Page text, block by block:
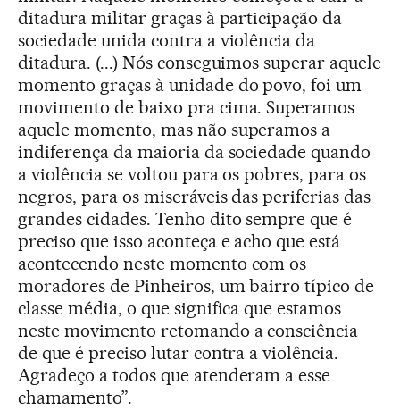
ditadura militar graças à participação da
sociedade unida contra a violência da
ditadura. (...) Nós conseguimos superar aquele
momento graças à unidade do povo, foi um
movimento de baixo pra cima. Superamos
aquele momento, mas não superamos a
indiferença da maioria da sociedade quando
a violência se voltou para os pobres, para os
negros, para os miseráveis das periferias das
grandes cidades. Tenho dito sempre que é
preciso que isso aconteça e acho que está
acontecendo neste momento com os
moradores de Pinheiros, um bairro típico de
classe média, o que significa que estamos
neste movimento retomando a consciência
de que é preciso lutar contra a violência.
Agradeço a todos que atenderam a esse
chamamento”.